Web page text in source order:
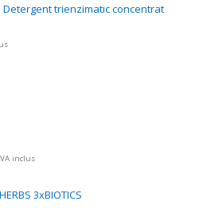
Detergent trienzimatic concentrat
inclus
3xBIOTICS